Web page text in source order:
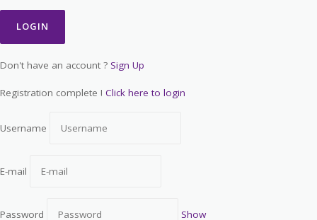
Don't have an account ? Sign Up
Registration complete ! Click here to login
Username
E-mail
Password Show